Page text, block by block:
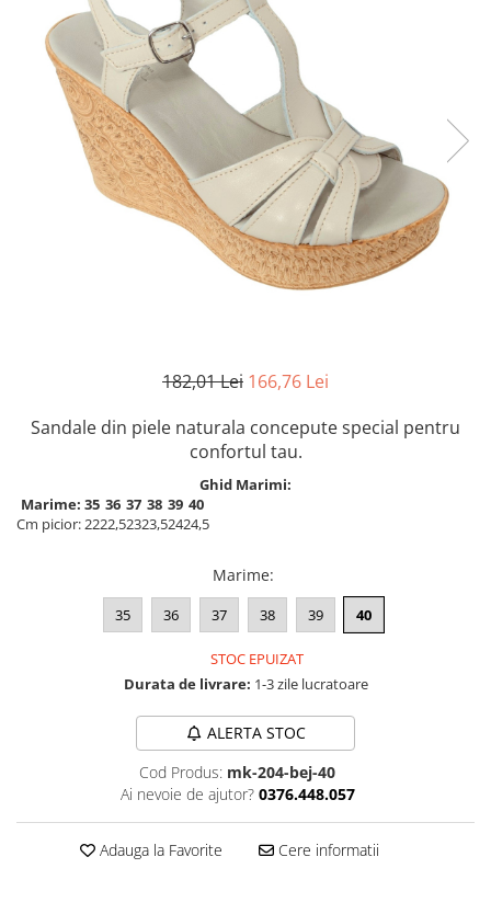
Doss
Vesna
Dr. Feet
182,01 Lei 166,76 Lei
Sandale din piele naturala concepute special pentru
confortul tau.
Ghid Marimi:
Marime: 35 36 37 38 39 40
Cm picior:2222,52323,52424,5
Marime:
35 36 37 38 39 40
STOC EPUIZAT
Durata de livrare: 1-3 zile lucratoare
ALERTA STOC
Cod Produs: mk-204-bej-40
Ai nevoie de ajutor? 0376.448.057
Adauga la Favorite Cere informatii